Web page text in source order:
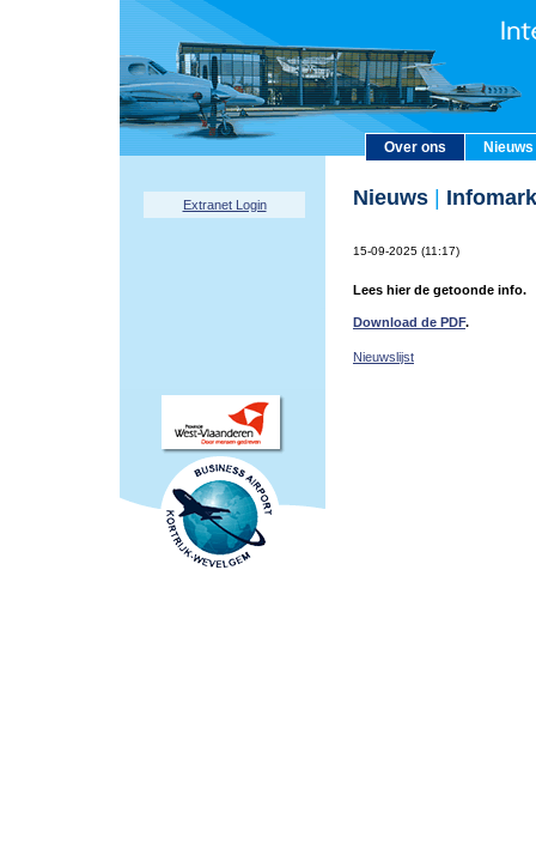
Over ons Nieuws
Extranet Login Nieuws
15-09-2025 (11:17)
Lees hier de getoonde info.
Download de PDF.
Nieuwslijst